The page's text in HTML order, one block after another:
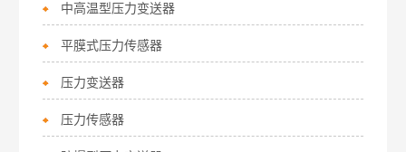
中高温型压力变送器
平膜式压力传感器
压力变送器
压力传感器